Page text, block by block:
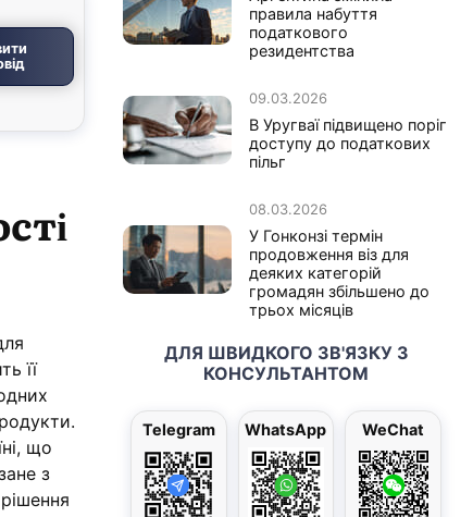
її
що
з
правила набуття
податкового
резидентства
09.03.2026
В Уругваї підвищено поріг
доступу до податкових
пільг
08.03.2026
У Гонконзі термін
продовження віз для
деяких категорій
громадян збільшено до
трьох місяців
ДЛЯ ШВИДКОГО ЗВ'ЯЗКУ З
КОНСУЛЬТАНТОМ
Telegram WhatsApp WeChat